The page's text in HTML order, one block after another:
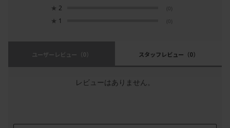
★ 2 (0)
★ 1 (0)
ユーザーレビュー （0） スタッフレビュー （0）
レビューはありません。